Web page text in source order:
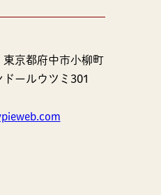
京都府中市小柳町
ールウツミ301